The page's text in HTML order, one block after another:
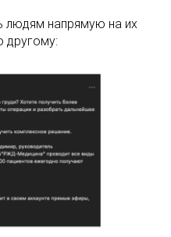
людям напрямую на их
другому: